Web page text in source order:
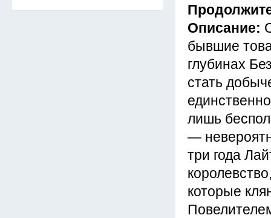
Описание:
бывшие
глубинах
стать
лишь
—
три года
которые